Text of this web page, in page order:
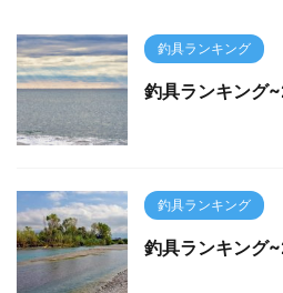
釣具ランキング
釣具ランキング
釣具ランキング
釣具ランキング